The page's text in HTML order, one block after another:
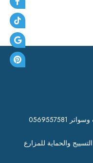
والحماية للمزارع